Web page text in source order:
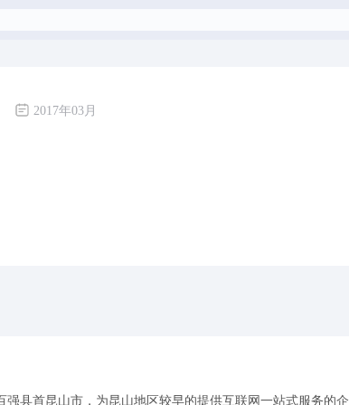
2017年03月
县首昆山市，为昆山地区较早的提供互联网一站式服务的企